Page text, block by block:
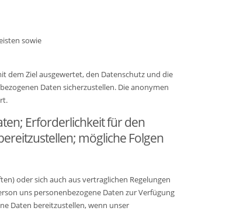
sowie
dem Ziel ausgewertet, den Datenschutz und die
Daten sicherzustellen. Die anonymen
Erforderlichkeit für den
mögliche Folgen
oder sich auch aus vertraglichen Regelungen
uns personenbezogene Daten zur Verfügung
Daten bereitzustellen, wenn unser